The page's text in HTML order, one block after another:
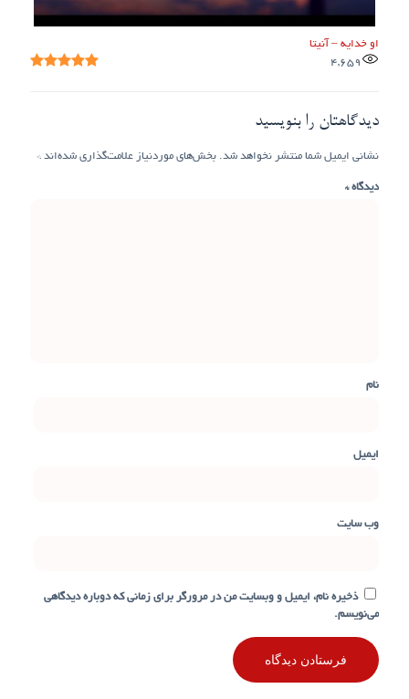
او خدایه – آنیتا
4,659
دیدگاهتان را بنویسید
نشانی ایمیل شما منتشر نخواهد شد. بخش‌های موردنیاز علامت‌گذاری شده‌اند *
دیدگاه*
نام
ایمیل
وب‌ سایت
ذخیره نام، ایمیل و وبسایت من در مرورگر برای زمانی که دوباره دیدگاهی
می‌نویسم.